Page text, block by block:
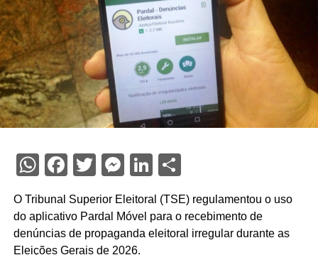
WhatsApp
Facebook
Twitter
Messenger
LinkedIn
Share
O Tribunal Superior Eleitoral (TSE) regulamentou o uso
do aplicativo Pardal Móvel para o recebimento de
denúncias de propaganda eleitoral irregular durante as
Eleições Gerais de 2026.